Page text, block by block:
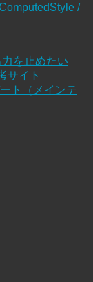
/
を止めたい
サイト
ト（メインテ